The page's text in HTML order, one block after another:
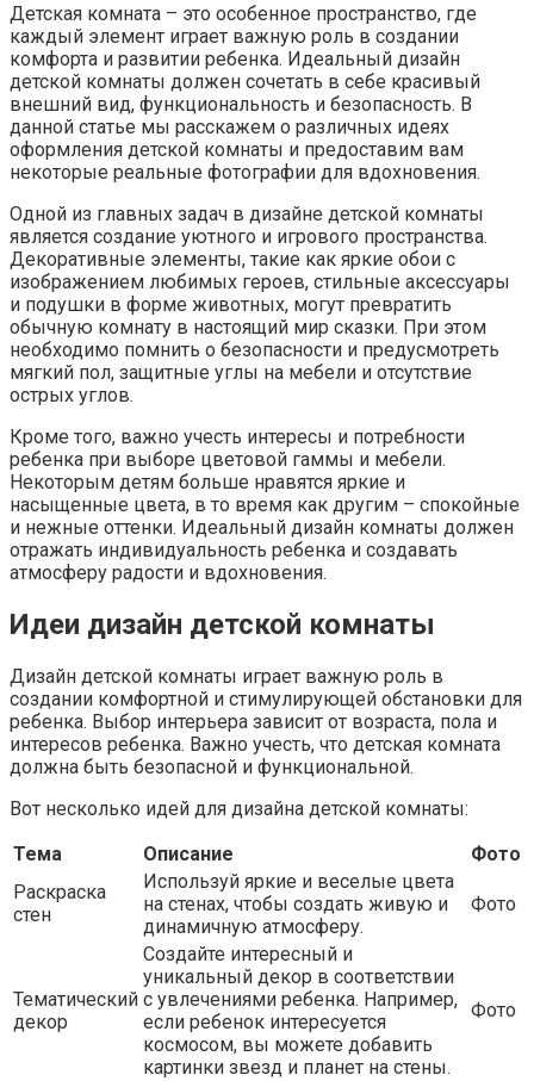
Детская комната – это особенное пространство, где
каждый элемент играет важную роль в создании
комфорта и развитии ребенка. Идеальный дизайн
детской комнаты должен сочетать в себе красивый
внешний вид, функциональность и безопасность. В
данной статье мы расскажем о различных идеях
оформления детской комнаты и предоставим вам
некоторые реальные фотографии для вдохновения.
Одной из главных задач в дизайне детской комнаты
является создание уютного и игрового пространства.
Декоративные элементы, такие как яркие обои с
изображением любимых героев, стильные аксессуары
и подушки в форме животных, могут превратить
обычную комнату в настоящий мир сказки. При этом
необходимо помнить о безопасности и предусмотреть
мягкий пол, защитные углы на мебели и отсутствие
острых углов.
Кроме того, важно учесть интересы и потребности
ребенка при выборе цветовой гаммы и мебели.
Некоторым детям больше нравятся яркие и
насыщенные цвета, в то время как другим – спокойные
и нежные оттенки. Идеальный дизайн комнаты должен
отражать индивидуальность ребенка и создавать
атмосферу радости и вдохновения.
Идеи дизайн детской комнаты
Дизайн детской комнаты играет важную роль в
создании комфортной и стимулирующей обстановки для
ребенка. Выбор интерьера зависит от возраста, пола и
интересов ребенка. Важно учесть, что детская комната
должна быть безопасной и функциональной.
Вот несколько идей для дизайна детской комнаты:
Тема
Описание
Фото
Раскраска
стен
Используй яркие и веселые цвета
на стенах, чтобы создать живую и
динамичную атмосферу.
Фото
Тематический
декор
Создайте интересный и
уникальный декор в соответствии
с увлечениями ребенка. Например,
если ребенок интересуется
космосом, вы можете добавить
картинки звезд и планет на стены.
Фото